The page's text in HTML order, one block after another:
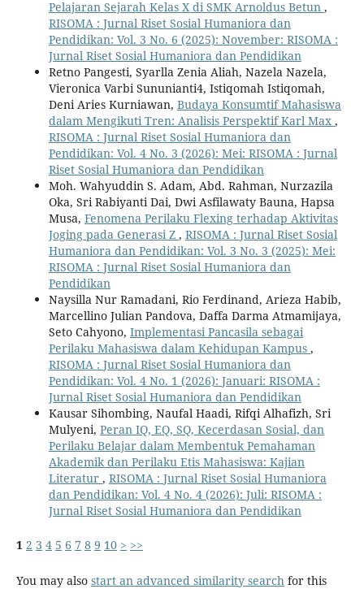
Pelajaran Sejarah Kelas X di SMK Arnoldus Betun ,
RISOMA : Jurnal Riset Sosial Humaniora dan
Pendidikan: Vol. 3 No. 6 (2025): November: RISOMA :
Jurnal Riset Sosial Humaniora dan Pendidikan
Retno Pangesti, Syarlla Zenia Aliah, Nazela Nazela,
Vieronica Varbi Sununianti4, Istiqomah Istiqomah,
Deni Aries Kurniawan, Budaya Konsumtif Mahasiswa
dalam Mengikuti Tren: Analisis Perspektif Karl Max ,
RISOMA : Jurnal Riset Sosial Humaniora dan
Pendidikan: Vol. 4 No. 3 (2026): Mei: RISOMA : Jurnal
Riset Sosial Humaniora dan Pendidikan
Moh. Wahyuddin S. Adam, Abd. Rahman, Nurzazila
Oka, Sri Rabiyanti Dai, Dwi Asfilawaty Bauna, Hapsa
Musa, Fenomena Perilaku Flexing terhadap Aktivitas
Joging pada Generasi Z , RISOMA : Jurnal Riset Sosial
Humaniora dan Pendidikan: Vol. 3 No. 3 (2025): Mei:
RISOMA : Jurnal Riset Sosial Humaniora dan
Pendidikan
Naysilla Nur Ramadani, Rio Ferdinand, Arieza Habib,
Marcellino Julian Pandova, Daffa Darma Atmamijaya,
Seto Cahyono, Implementasi Pancasila sebagai
Perilaku Mahasiswa dalam Kehidupan Kampus ,
RISOMA : Jurnal Riset Sosial Humaniora dan
Pendidikan: Vol. 4 No. 1 (2026): Januari: RISOMA :
Jurnal Riset Sosial Humaniora dan Pendidikan
Kausar Sihombing, Naufal Haadi, Rifqi Alhafizh, Sri
Mulyeni, Peran IQ, EQ, SQ, Kecerdasan Sosial, dan
Perilaku Belajar dalam Membentuk Pemahaman
Akademik dan Perilaku Etis Mahasiswa: Kajian
Literatur , RISOMA : Jurnal Riset Sosial Humaniora
dan Pendidikan: Vol. 4 No. 4 (2026): Juli: RISOMA :
Jurnal Riset Sosial Humaniora dan Pendidikan
1 2 3 4 5 6 7 8 9 10 > >>
You may also start an advanced similarity search for this